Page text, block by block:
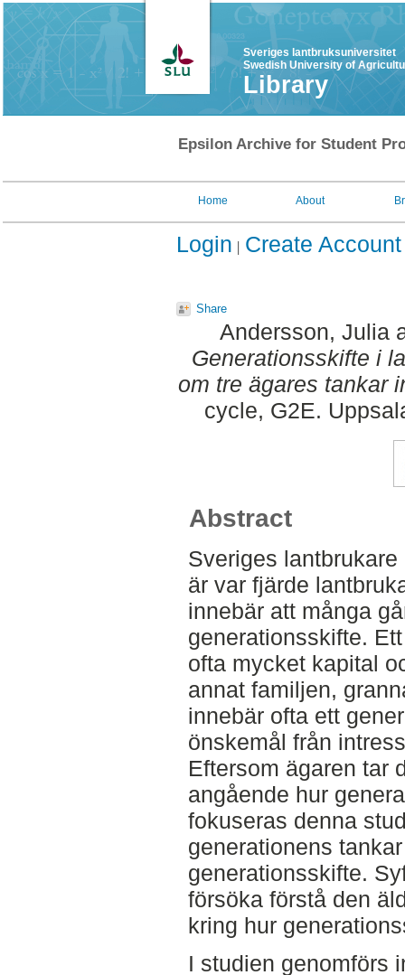
Sveriges lantbruksuniversitet
Swedish University of
Library
Epsilon Archive for Student
Home About
Login Create Account
Share
Andersson, Julia
Generationsskifte i
om tre ägares tankar
cycle, G2E.
Abstract
Sveriges
är var fjärde
innebär att många
generationsskifte.
ofta mycket kapital
annat familjen,
innebär ofta ett
önskemål från
Eftersom ägaren tar
angående hur
fokuseras denna
generationens
generationsskifte.
försöka förstå den
kring hur
I studien genomförs